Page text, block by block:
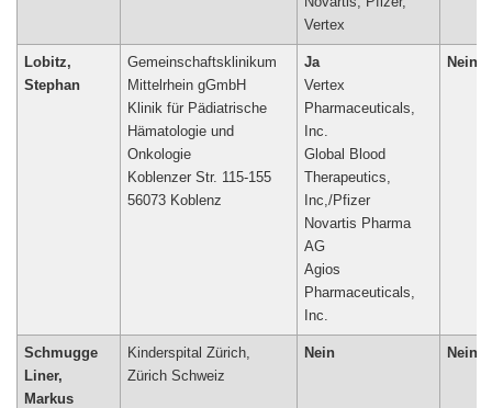
Vertex
Lobitz,
Stephan
Gemeinschaftsklinikum
Mittelrhein gGmbH
Klinik für Pädiatrische
Hämatologie und
Onkologie
Koblenzer Str. 115-155
56073 Koblenz
Ja
Vertex
Pharmaceuticals,
Inc.
Global Blood
Therapeutics,
Inc,/Pfizer
Novartis Pharma
AG
Agios
Pharmaceuticals,
Nein
Schmugge
Liner,
Markus
Kinderspital Zürich,
Zürich Schweiz
Nein Nein